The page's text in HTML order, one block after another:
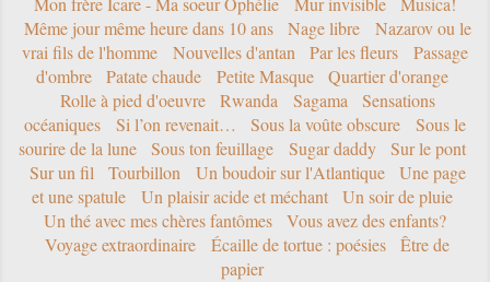
Même jour même heure dans 10 ans
Nage libre
Nazarov ou le
vrai fils de l'homme
Nouvelles d'antan Par les fleurs
Passage
d'ombre
Patate chaude Petite Masque
Quartier d'orange
Rolle à pied d'oeuvre
Rwanda Sagama
Sensations
océaniques
Si l’on revenait… Sous la voûte obscure
Sous le
sourire de la lune
Sous ton feuillage Sugar daddy
Sur le pont
Sur un fil
Tourbillon Un boudoir sur l'Atlantique
Une page
et une spatule
Un plaisir acide et méchant
Un soir de pluie
Un thé avec mes chères fantômes
Vous avez des enfants?
Voyage extraordinaire
Écaille de tortue : poésies
Être de
papier